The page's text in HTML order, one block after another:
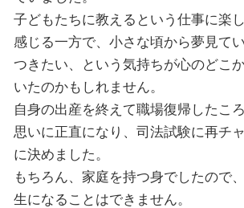
子どもたちに教えるという仕事に楽
感じる一方で、小さな頃から夢見て
つきたい、という気持ちが心のどこ
いたのかもしれません。
自身の出産を終えて職場復帰したこ
思いに正直になり、司法試験に再チ
に決めました。
もちろん、家庭を持つ身でしたので
生になることはできません。